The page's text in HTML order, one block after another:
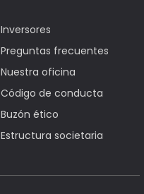
Inversores
Preguntas frecuentes
Nuestra oficina
Código de conducta
Buzón ético
Estructura societaria